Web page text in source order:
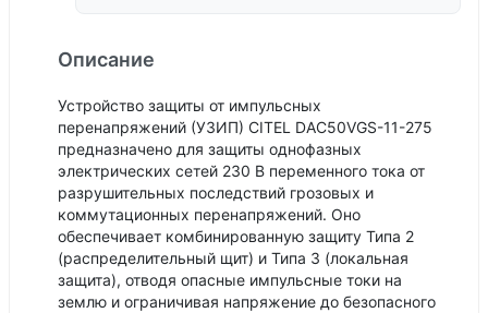
Описание
Устройство защиты от импульсных
перенапряжений (УЗИП) CITEL DAC50VGS-11-275
предназначено для защиты однофазных
электрических сетей 230 В переменного тока от
разрушительных последствий грозовых и
коммутационных перенапряжений. Оно
обеспечивает комбинированную защиту Типа 2
(распределительный щит) и Типа 3 (локальная
защита), отводя опасные импульсные токи на
землю и ограничивая напряжение до безопасного